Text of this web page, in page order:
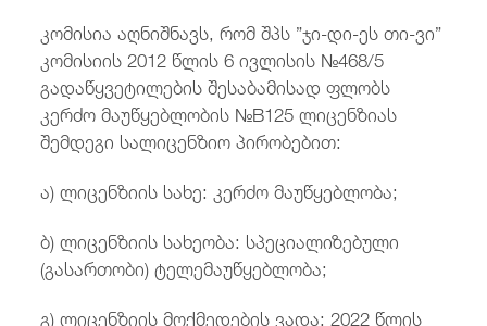
კომისია აღნიშნავს, რომ შპს ”ჯი-დი-ეს თი-ვი”
კომისიის 2012 წლის 6 ივლისის №468/5
გადაწყვეტილების შესაბამისად ფლობს
კერძო მაუწყებლობის №B125 ლიცენზიას
შემდეგი სალიცენზიო პირობებით:
ა) ლიცენზიის სახე: კერძო მაუწყებლობა;
ბ) ლიცენზიის სახეობა: სპეციალიზებული
(გასართობი) ტელემაუწყებლობა;
გ) ლიცენზიის მოქმედების ვადა: 2022 წლის